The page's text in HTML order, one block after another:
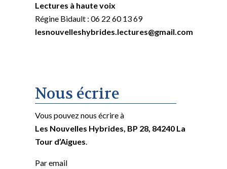
Lectures à haute voix
Régine Bidault : 06 22 60 13 69
lesnouvelleshybrides.lectures@gmail.com
Nous écrire
Vous pouvez nous écrire à
Les Nouvelles Hybrides, BP 28, 84240 La
Tour d’Aigues.
Par email